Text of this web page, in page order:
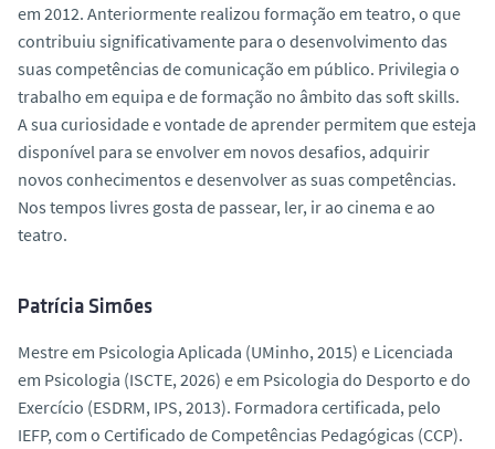
em 2012. Anteriormente realizou formação em teatro, o que
contribuiu significativamente para o desenvolvimento das
suas competências de comunicação em público. Privilegia o
trabalho em equipa e de formação no âmbito das soft skills.
A sua curiosidade e vontade de aprender permitem que esteja
disponível para se envolver em novos desafios, adquirir
novos conhecimentos e desenvolver as suas competências.
Nos tempos livres gosta de passear, ler, ir ao cinema e ao
teatro.
Patrícia Simões
Mestre em Psicologia Aplicada (UMinho, 2015) e Licenciada
em Psicologia (ISCTE, 2026) e em Psicologia do Desporto e do
Exercício (ESDRM, IPS, 2013). Formadora certificada, pelo
IEFP, com o Certificado de Competências Pedagógicas (CCP).